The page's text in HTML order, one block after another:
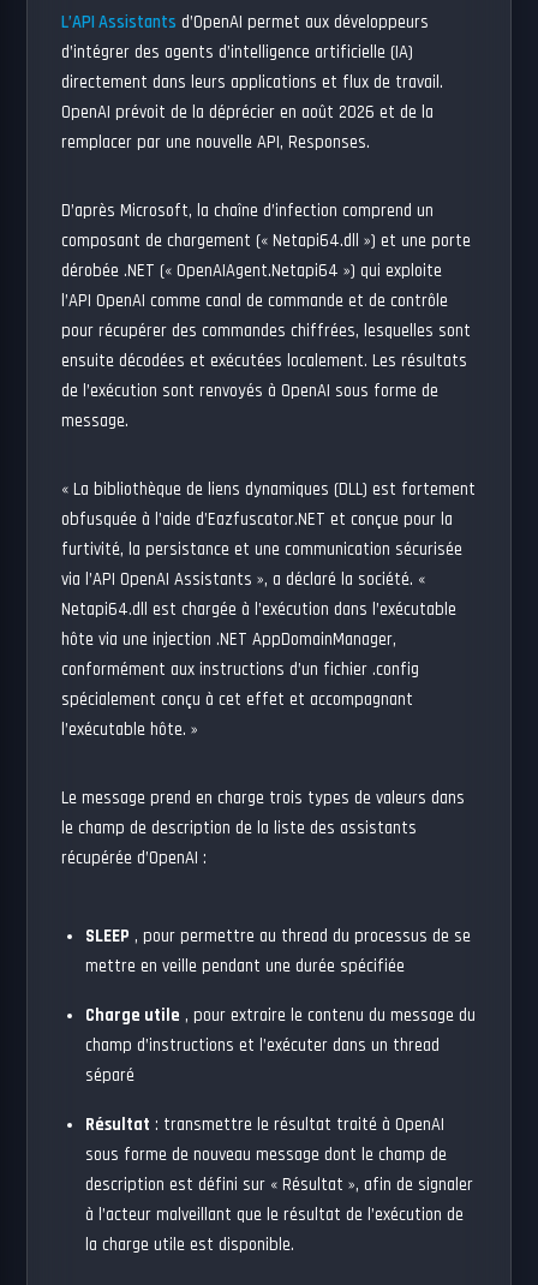
L’API Assistants d’OpenAI permet aux développeurs
d’intégrer des agents d’intelligence artificielle (IA)
directement dans leurs applications et flux de travail.
OpenAI prévoit de la déprécier en août 2026 et de la
remplacer par une nouvelle API, Responses.
D’après Microsoft, la chaîne d’infection comprend un
composant de chargement (« Netapi64.dll ») et une porte
dérobée .NET (« OpenAIAgent.Netapi64 ») qui exploite
l’API OpenAI comme canal de commande et de contrôle
pour récupérer des commandes chiffrées, lesquelles sont
ensuite décodées et exécutées localement. Les résultats
de l’exécution sont renvoyés à OpenAI sous forme de
message.
« La bibliothèque de liens dynamiques (DLL) est fortement
obfusquée à l’aide d’Eazfuscator.NET et conçue pour la
furtivité, la persistance et une communication sécurisée
via l’API OpenAI Assistants », a déclaré la société. «
Netapi64.dll est chargée à l’exécution dans l’exécutable
hôte via une injection .NET AppDomainManager,
conformément aux instructions d’un fichier .config
spécialement conçu à cet effet et accompagnant
l’exécutable hôte. »
Le message prend en charge trois types de valeurs dans
le champ de description de la liste des assistants
récupérée d’OpenAI :
SLEEP , pour permettre au thread du processus de se
mettre en veille pendant une durée spécifiée
Charge utile , pour extraire le contenu du message du
champ d’instructions et l’exécuter dans un thread
séparé
Résultat : transmettre le résultat traité à OpenAI
sous forme de nouveau message dont le champ de
description est défini sur « Résultat », afin de signaler
à l’acteur malveillant que le résultat de l’exécution de
la charge utile est disponible.